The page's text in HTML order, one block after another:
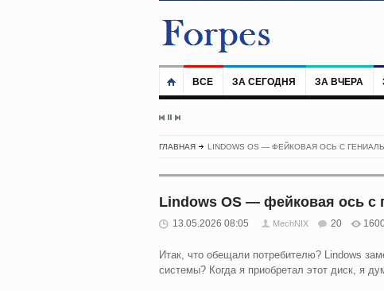
ВСЕ ЗА СЕГОДНЯ ЗА ВЧЕРА
ГЛАВНАЯ LINDOWS OS — ФЕЙКОВАЯ ОСЬ С
Lindows OS — фейковая ось с
13.05.2026 08:05 MechNIX 20
Итак, что обещали потребителю? Lindows
системы? Когда я приобретал этот диск, я